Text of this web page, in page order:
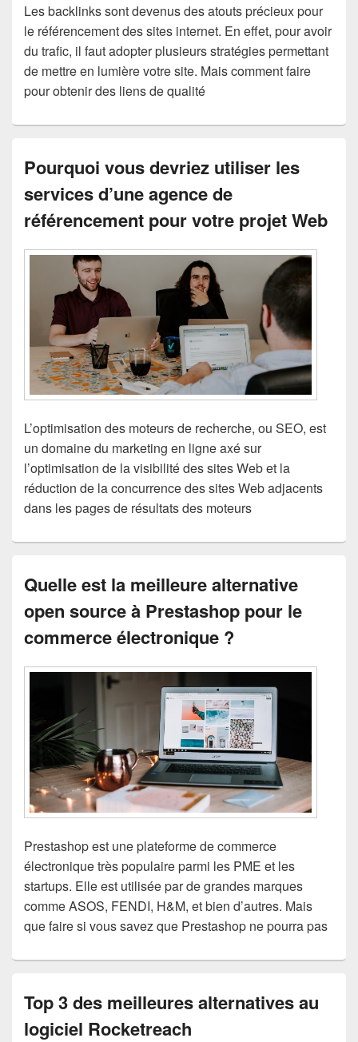
Les backlinks sont devenus des atouts précieux pour
le référencement des sites internet. En effet, pour avoir
du trafic, il faut adopter plusieurs stratégies permettant
de mettre en lumière votre site. Mais comment faire
pour obtenir des liens de qualité
Pourquoi vous devriez utiliser les
services d’une agence de
référencement pour votre projet Web
L’optimisation des moteurs de recherche, ou SEO, est
un domaine du marketing en ligne axé sur
l’optimisation de la visibilité des sites Web et la
réduction de la concurrence des sites Web adjacents
dans les pages de résultats des moteurs
Quelle est la meilleure alternative
open source à Prestashop pour le
commerce électronique ?
Prestashop est une plateforme de commerce
électronique très populaire parmi les PME et les
startups. Elle est utilisée par de grandes marques
comme ASOS, FENDI, H&M, et bien d’autres. Mais
que faire si vous savez que Prestashop ne pourra pas
Top 3 des meilleures alternatives au
logiciel Rocketreach